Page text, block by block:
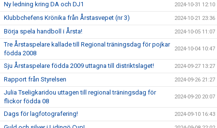
Ny ledning kring DA och DJ1 2024-10-31 12:10
Klubbchefens Krönika från Årstasvepet (nr 3) 2024-10-21 23:36
Börja spela handboll i Årsta! 2024-10-05 11:07
Tre Årstaspelare kallade till Regional träningsdag för pojkar
födda 2008
2024-10-04 10:47
Sju Årstaspelare födda 2009 uttagna till distriktslaget! 2024-09-27 13:27
Rapport från Styrelsen 2024-09-26 21:27
Julia Tseligkaridou uttagen till regional träningsdag för
flickor födda 08
2024-09-20 20:07
Dags för lagfotografering! 2024-09-10 16:43